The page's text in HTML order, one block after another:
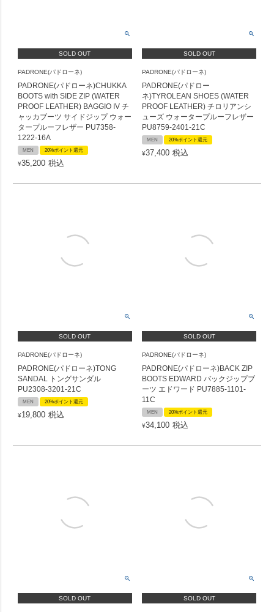
SOLD OUT
PADRONE(パドローネ)
PADRONE(パドローネ)CHUKKA
BOOTS with SIDE ZIP (WATER
PROOF LEATHER) BAGGIO IV チ
ャッカブーツ サイドジップ ウォー
タープルーフレザー PU7358-
1222-16A
MEN 20%ポイント還元
¥35,200 税込
SOLD OUT
PADRONE(パドローネ)
PADRONE(パドロー
ネ)TYROLEAN SHOES (WATER
PROOF LEATHER) チロリアンシ
ューズ ウォータープルーフレザー
PU8759-2401-21C
MEN 20%ポイント還元
¥37,400 税込
SOLD OUT
PADRONE(パドローネ)
PADRONE(パドローネ)TONG
SANDAL トングサンダル
PU2308-3201-21C
MEN 20%ポイント還元
¥19,800 税込
SOLD OUT
PADRONE(パドローネ)
PADRONE(パドローネ)BACK ZIP
BOOTS EDWARD バックジップブ
ーツ エドワード PU7885-1101-
11C
MEN 20%ポイント還元
¥34,100 税込
SOLD OUT SOLD OUT